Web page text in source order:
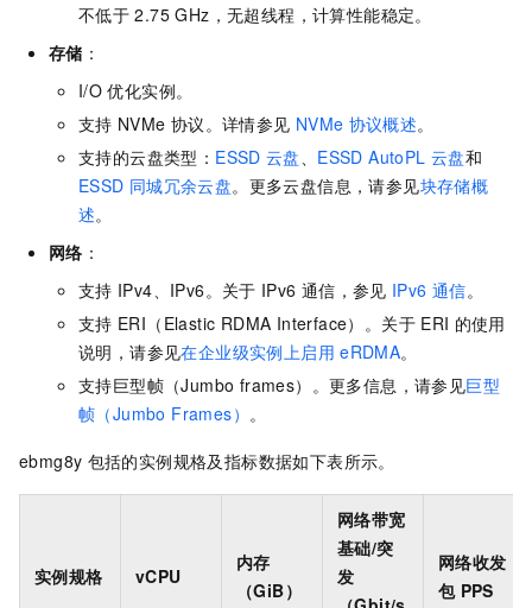
不低于 2.75 GHz，无超线程，计算性能稳定。
存储 ：
I/O 优化实例。
支持 NVMe 协议。详情参见 NVMe 协议概述。
支持的云盘类型： ESSD 云盘、 ESSD AutoPL 云盘和
ESSD 同城冗余云盘。更多云盘信息，请参见块存储概
述。
网络 ：
支持 IPv4、IPv6。关于 IPv6 通信，参见 IPv6 通信。
支持 ERI（Elastic RDMA Interface）。关于 ERI 的使用
说明，请参见在企业级实例上启用 eRDMA。
支持巨型帧（Jumbo frames）。更多信息，请参见巨型
帧（Jumbo Frames） 。
ebmg8y 包括的实例规格及指标数据如下表所示。
实例规格 vCPU
内存
（GiB）
网络带宽
基础/突
发
网络收发
包 PPS